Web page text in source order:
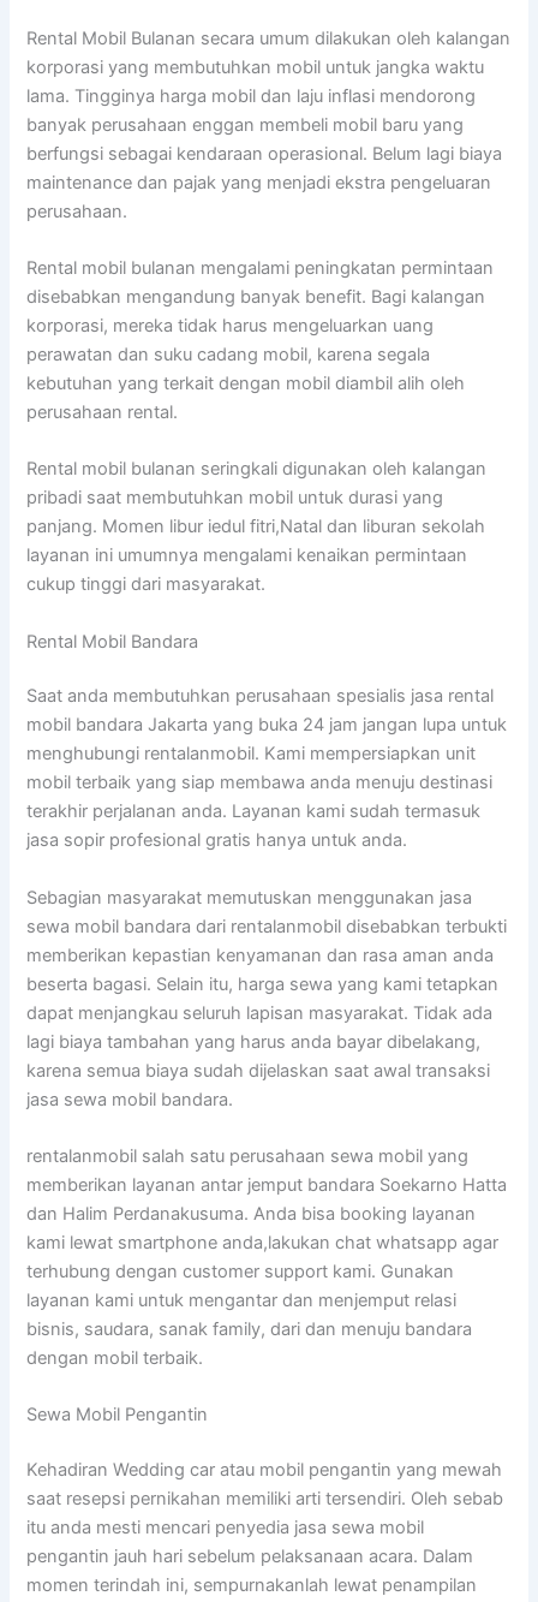
Rental Mobil Bulanan secara umum dilakukan oleh kalangan
korporasi yang membutuhkan mobil untuk jangka waktu
lama. Tingginya harga mobil dan laju inflasi mendorong
banyak perusahaan enggan membeli mobil baru yang
berfungsi sebagai kendaraan operasional. Belum lagi biaya
maintenance dan pajak yang menjadi ekstra pengeluaran
perusahaan.
Rental mobil bulanan mengalami peningkatan permintaan
disebabkan mengandung banyak benefit. Bagi kalangan
korporasi, mereka tidak harus mengeluarkan uang
perawatan dan suku cadang mobil, karena segala
kebutuhan yang terkait dengan mobil diambil alih oleh
perusahaan rental.
Rental mobil bulanan seringkali digunakan oleh kalangan
pribadi saat membutuhkan mobil untuk durasi yang
panjang. Momen libur iedul fitri,Natal dan liburan sekolah
layanan ini umumnya mengalami kenaikan permintaan
cukup tinggi dari masyarakat.
Rental Mobil Bandara
Saat anda membutuhkan perusahaan spesialis jasa rental
mobil bandara Jakarta yang buka 24 jam jangan lupa untuk
menghubungi rentalanmobil. Kami mempersiapkan unit
mobil terbaik yang siap membawa anda menuju destinasi
terakhir perjalanan anda. Layanan kami sudah termasuk
jasa sopir profesional gratis hanya untuk anda.
Sebagian masyarakat memutuskan menggunakan jasa
sewa mobil bandara dari rentalanmobil disebabkan terbukti
memberikan kepastian kenyamanan dan rasa aman anda
beserta bagasi. Selain itu, harga sewa yang kami tetapkan
dapat menjangkau seluruh lapisan masyarakat. Tidak ada
lagi biaya tambahan yang harus anda bayar dibelakang,
karena semua biaya sudah dijelaskan saat awal transaksi
jasa sewa mobil bandara.
rentalanmobil salah satu perusahaan sewa mobil yang
memberikan layanan antar jemput bandara Soekarno Hatta
dan Halim Perdanakusuma. Anda bisa booking layanan
kami lewat smartphone anda,lakukan chat whatsapp agar
terhubung dengan customer support kami. Gunakan
layanan kami untuk mengantar dan menjemput relasi
bisnis, saudara, sanak family, dari dan menuju bandara
dengan mobil terbaik.
Sewa Mobil Pengantin
Kehadiran Wedding car atau mobil pengantin yang mewah
saat resepsi pernikahan memiliki arti tersendiri. Oleh sebab
itu anda mesti mencari penyedia jasa sewa mobil
pengantin jauh hari sebelum pelaksanaan acara. Dalam
momen terindah ini, sempurnakanlah lewat penampilan